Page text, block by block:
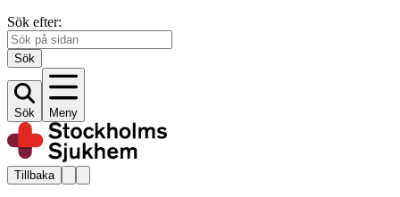
Sök efter:
Sök
Sök Meny
Tillbaka